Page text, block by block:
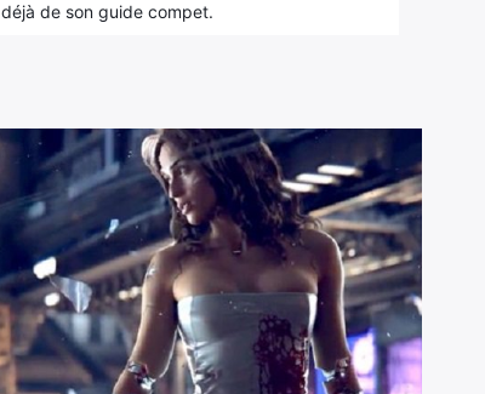
déjà de son guide compet.